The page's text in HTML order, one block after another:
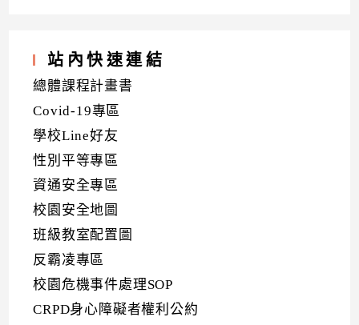
站內快速連結
總體課程計畫書
Covid-19專區
學校Line好友
性別平等專區
資通安全專區
校園安全地圖
班級教室配置圖
反霸凌專區
校園危機事件處理SOP
CRPD身心障礙者權利公約